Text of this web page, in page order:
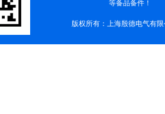
等备品备件！
版权所有：上海殷德电气有